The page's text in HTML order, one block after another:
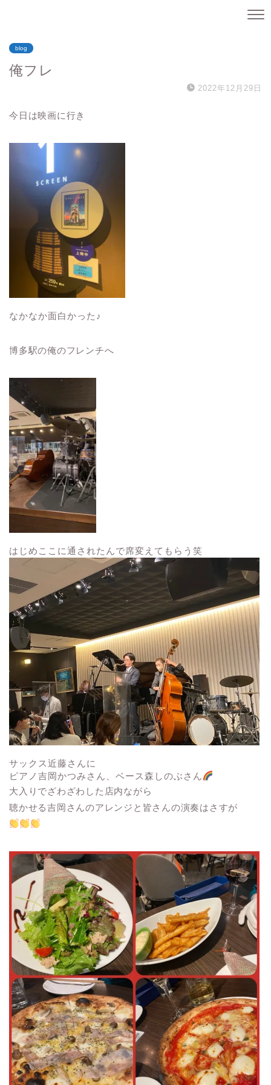
blog
俺フレ
2022年12月29日
今日は映画に行き
なかなか面白かった♪
博多駅の俺のフレンチへ
はじめここに通されたんで席変えてもらう笑
サックス近藤さんに
ピアノ吉岡かつみさん、ベース森しのぶさん
大入りでざわざわした店内ながら
聴かせる吉岡さんのアレンジと皆さんの演奏はさすが